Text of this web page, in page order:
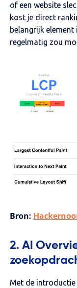
of een website
kost je direct
belangrijk element
regelmatig zou
Bron:
2. AI
Met de introductie